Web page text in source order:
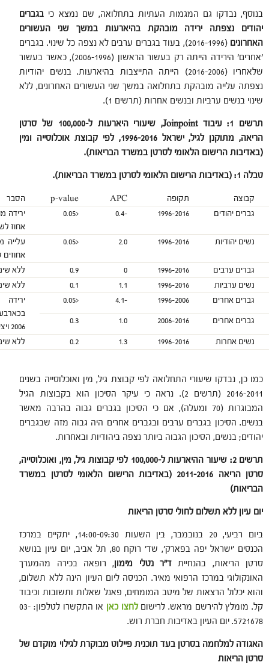
בנוסף, נבדקו גם המגמות העתיות בתחלואה, שם נמצא כי בגברים
יהודים נצפתה ירידה מובהקת בהיארעות במשך שני העשורים
האחרונים
(2016-1996), בעוד בגברים ערבים לא נצפה כל שינוי. בגברים
'אחרים' הירידה הייתה רק בעשור הראשון (2006-1996), כאשר בעשור
שלאחריו (2016-2006) הייתה התייצבות בהיארעות. בנשים יהודיות
נצפתה עלייה מובהקת בתחלואה במשך שני העשורים האחרונים, ללא
שינוי בנשים ערביות ובנשים אחרות (תרשים 1).
תרשים 1: עיבוד Joinpoint
, שיעורי היארעות ל-100,000 של סרטן
הריאה, מתוקנן לגיל, ישראל 1996-2016, לפי קבוצת אוכלוסייה ומין
(באדיבות הרישום הלאומי לסרטן במשרד הבריאות).
טבלה 1: (באדיבות הרישום הלאומי לסרטן במשרד הבריאות).
קבוצה תקופה APC
p-value
הסבר
גברים יהודים
1996-2016
-0.4
<0.05
ירידה
אחוז
נשים יהודיות
1996-2016
2.0
<0.05
עלייה
אחוזים
גברים ערבים
1996-2016
0
0.9
ללא
נשים ערביות
1996-2016
1.1
0.1
ללא
גברים אחרים
1996-2006
-4.1
<0.05
2006 ויציבות לאחר מכן (2006-2016)
גברים אחרים 2006-2016
1.0
0.3
נשים אחרות 1996-2016
1.3
0.2 ללא
כמו כן, נבדקו שיעורי התחלואה לפי קבוצת גיל, מין ואוכלוסייה בשנים
2016-2011 (תרשים 2). נראה כי עיקר הסיכון הוא בקבוצות הגיל
המבוגרות (70 ומעלה), אם כי הסיכון בגברים גבוה בהרבה מאשר
בנשים. הסיכון בגברים ערבים ובגברים אחרים היה גבוה מזה שבגברים
יהודים; בנשים, הסיכון הגבוה ביותר נצפה ביהודיות ובאחרות.
תרשים 2: שיעור ההיארעות ל-100,000 לפי קבוצות גיל, מין, ואוכלוסייה,
סרטן הריאה 2011-2016 (באדיבות הרישום הלאומי לסרטן במשרד
הבריאות)
יום עיון ללא תשלום לחולי סרטן הריאות
ביום רביעי, 20 בנובמבר, בין השעות 14:00-09:30, יתקיים במרכז
הכנסים 'ישראל יפה בפארק', שד' רוקח 80, תל אביב, יום עיון בנושא
סרטן הריאות, בהנחיית ד"ר נטלי מימון, רופאה בכירה מהמערך
האונקולוגי במרכז הרפואי מאיר. הכניסה ליום העיון הינה ללא תשלום,
והוא יכלול הרצאות של מיטב המומחים, פאנל שאלות ותשובות וכיבוד
קל. מומלץ להירשם מראש. לרישוםלחצו כאן
או התקשרו לטלפון: 03-
5721678. יום העיון באדיבות חברת רוש.
האגודה למלחמה בסרטן בעד תוכנית פיילוט מבוקרת לגילוי מוקדם של
סרטן הריאות